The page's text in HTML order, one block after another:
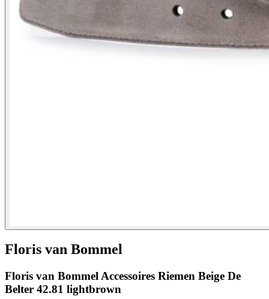
Floris van Bommel
Floris van Bommel Accessoires Riemen Beige De
Belter 42.81 lightbrown